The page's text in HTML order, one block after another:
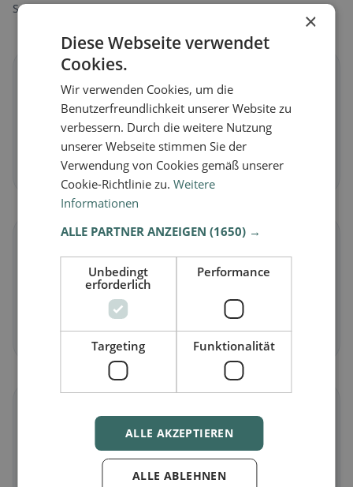
Scopri ristoranti adatti al tuo stile alimentare.
🌱
Veganoin Röthenbach a.d.Pegnitz
Piatti vegetali e cucina vegana
Scopri ora →
🥕
Vegetarianoin Röthenbach a.d.Pegnitz
Piatti senza carne e classici vegetariani
Scopri ora →
Senza glutinein Röthenbach a.d.Pegnitz
Opzioni senza glutine e consigli della community
×
Diese Webseite verwendet
Cookies.
Wir verwenden Cookies, um die
Benutzerfreundlichkeit unserer Website zu
verbessern. Durch die weitere Nutzung
unserer Webseite stimmen Sie der
Verwendung von Cookies gemäß unserer
Cookie-Richtlinie zu.Weitere
Informationen
ALLE PARTNER ANZEIGEN(1650) →
Unbedingt
erforderlich
Performance
Targeting Funktionalität
ALLE AKZEPTIEREN
ALLE ABLEHNEN